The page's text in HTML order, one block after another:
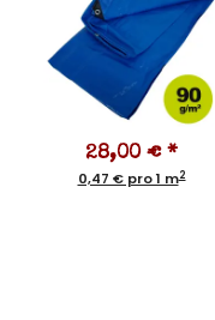
28,00 € *
0,47 € pro 1 m2